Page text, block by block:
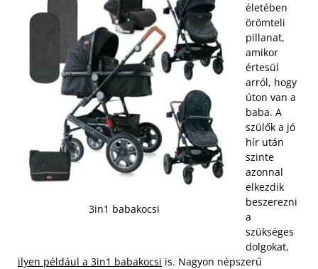
3in1 babakocsi
életében
örömteli
pillanat,
amikor
értesül
arról, hogy
úton van a
baba. A
szülők a jó
hír után
szinte
azonnal
elkezdik
beszerezni
a
szükséges
dolgokat,
ilyen például a 3in1 babakocsi is. Nagyon népszerű